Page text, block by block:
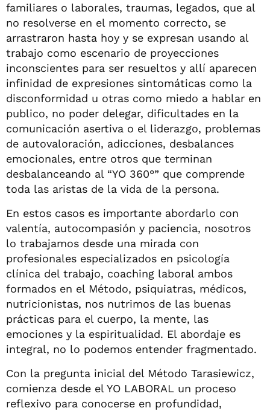
familiares o laborales, traumas, legados, que al
no resolverse en el momento correcto, se
arrastraron hasta hoy y se expresan usando al
trabajo como escenario de proyecciones
inconscientes para ser resueltos y allí aparecen
infinidad de expresiones sintomáticas como la
disconformidad u otras como miedo a hablar en
publico, no poder delegar, dificultades en la
comunicación asertiva o el liderazgo, problemas
de autovaloración, adicciones, desbalances
emocionales, entre otros que terminan
desbalanceando al “YO 360°” que comprende
toda las aristas de la vida de la persona.
En estos casos es importante abordarlo con
valentía, autocompasión y paciencia, nosotros
lo trabajamos desde una mirada con
profesionales especializados en psicología
clínica del trabajo, coaching laboral ambos
formados en el Método, psiquiatras, médicos,
nutricionistas, nos nutrimos de las buenas
prácticas para el cuerpo, la mente, las
emociones y la espiritualidad. El abordaje es
integral, no lo podemos entender fragmentado.
Con la pregunta inicial del Método Tarasiewicz,
comienza desde el YO LABORAL un proceso
reflexivo para conocerse en profundidad,